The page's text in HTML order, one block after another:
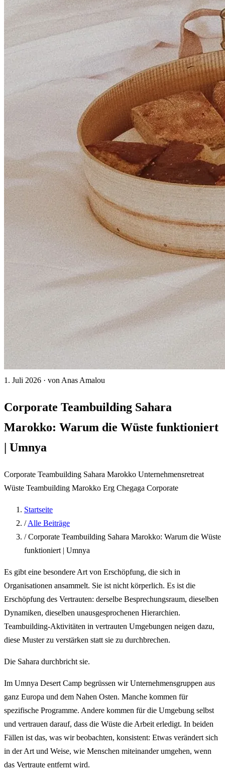
1. Juli 2026 · von Anas Amalou
Corporate Teambuilding Sahara
Marokko: Warum die Wüste funktioniert
| Umnya
Corporate Teambuilding Sahara Marokko Unternehmensretreat
Wüste Teambuilding Marokko Erg Chegaga Corporate
Startseite
/ Alle Beiträge
/ Corporate Teambuilding Sahara Marokko: Warum die Wüste
funktioniert | Umnya
Es gibt eine besondere Art von Erschöpfung, die sich in
Organisationen ansammelt. Sie ist nicht körperlich. Es ist die
Erschöpfung des Vertrauten: derselbe Besprechungsraum, dieselben
Dynamiken, dieselben unausgesprochenen Hierarchien.
Teambuilding-Aktivitäten in vertrauten Umgebungen neigen dazu,
diese Muster zu verstärken statt sie zu durchbrechen.
Die Sahara durchbricht sie.
Im Umnya Desert Camp begrüssen wir Unternehmensgruppen aus
ganz Europa und dem Nahen Osten. Manche kommen für
spezifische Programme. Andere kommen für die Umgebung selbst
und vertrauen darauf, dass die Wüste die Arbeit erledigt. In beiden
Fällen ist das, was wir beobachten, konsistent: Etwas verändert sich
in der Art und Weise, wie Menschen miteinander umgehen, wenn
das Vertraute entfernt wird.